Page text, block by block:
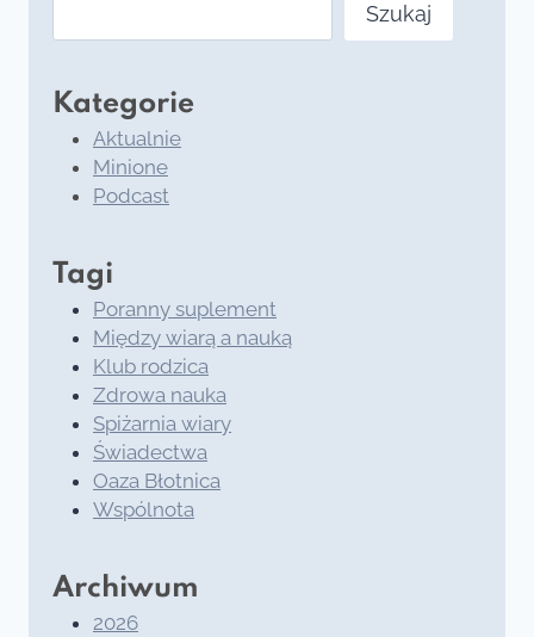
Szukaj
Kategorie
Aktualnie
Minione
Podcast
Tagi
Poranny suplement
Między wiarą a nauką
Klub rodzica
Zdrowa nauka
Spiżarnia wiary
Świadectwa
Oaza Błotnica
Wspólnota
Archiwum
2026